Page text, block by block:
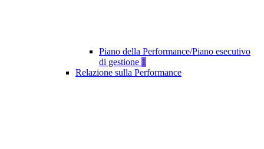
Piano della Performance/Piano esecutivo
di gestione 1
Relazione sulla Performance